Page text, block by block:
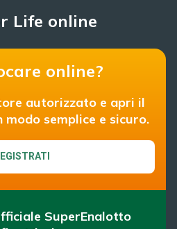
Life online
online?
autorizzato e apri il
semplice e sicuro.
SuperEnalotto